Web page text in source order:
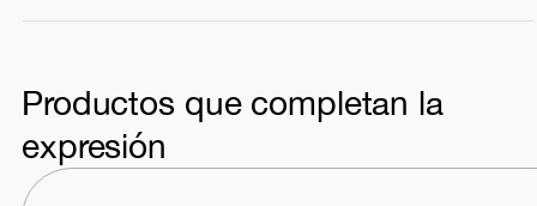
Productos que completan la
expresión